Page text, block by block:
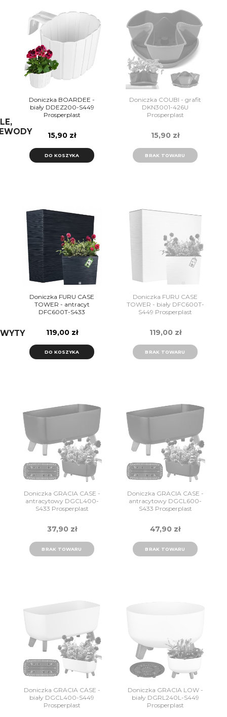
Doniczka BOARDEE -
biały DDEZ200-S449
Prosperplast
15,90 zł
DO KOSZYKA
Doniczka COUBI - grafit
DKN3001-426U
Prosperplast
15,90 zł
BRAK TOWARU
Doniczka FURU CASE
TOWER - antracyt
DFC600T-S433
119,00 zł
DO KOSZYKA
Doniczka FURU CASE
TOWER - biały DFC600T-
S449 Prosperplast
119,00 zł
BRAK TOWARU
Doniczka GRACIA CASE -
antracytowy DGCL400-
S433 Prosperplast
37,90 zł
BRAK TOWARU
Doniczka GRACIA CASE -
antracytowy DGCL600-
S433 Prosperplast
47,90 zł
BRAK TOWARU
Doniczka GRACIA CASE -
biały DGCL400-S449
Prosperplast
Doniczka GRACIA LOW -
biały DGRL240L-S449
Prosperplast